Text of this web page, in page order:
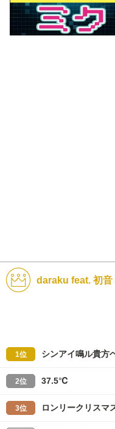
daraku feat. 初音
1位 シンアイ鳴ル貴方
2位 37.5℃
3位 ロンリークリスマ